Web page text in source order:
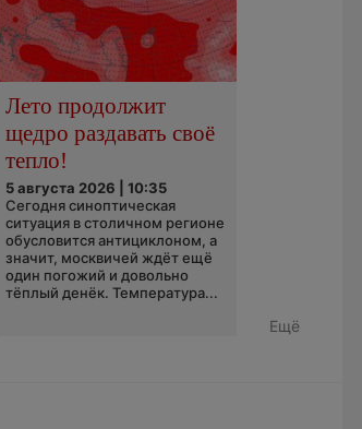
Лето продолжит
щедро раздавать своё
тепло!
5 августа 2026 | 10:35
Сегодня синоптическая
ситуация в столичном регионе
обусловится антициклоном, а
значит, москвичей ждёт ещё
один погожий и довольно
тёплый денёк. Температура...
Ещё